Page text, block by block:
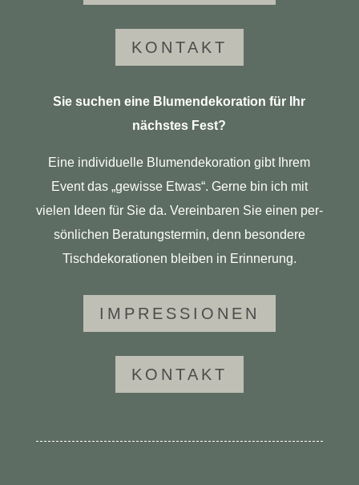
KON­TAKT
Sie suchen eine Blu­men­de­ko­ra­tion für Ihr
nächstes Fest?
Eine indi­vi­du­elle Blu­men­de­ko­ra­tion gibt Ihrem
Event das „gewisse Etwas“. Gerne bin ich mit
vielen Ideen für Sie da. Ver­ein­baren Sie einen per­
sön­li­chen Bera­tungs­termin, denn beson­dere
Tisch­de­ko­ra­tionen bleiben in Erinnerung.
IMPRES­SIONEN
KON­TAKT